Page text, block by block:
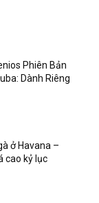
Phiên Bản
Dành Riêng
ở Havana –
cao kỷ lục